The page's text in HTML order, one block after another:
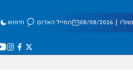
08/2026 המייל האדום חיפוש